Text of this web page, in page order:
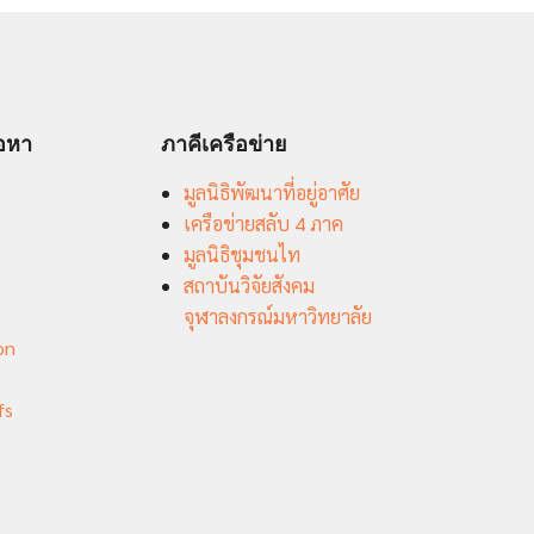
หา ภาคีเครือข่าย
มูลนิธิพัฒนาที่อยู่อาศัย
เครือข่ายสลับ 4 ภาค
มูลนิธิชุมชนไท
สถาบันวิจัยสังคม
จุฬาลงกรณ์มหาวิทยาลัย